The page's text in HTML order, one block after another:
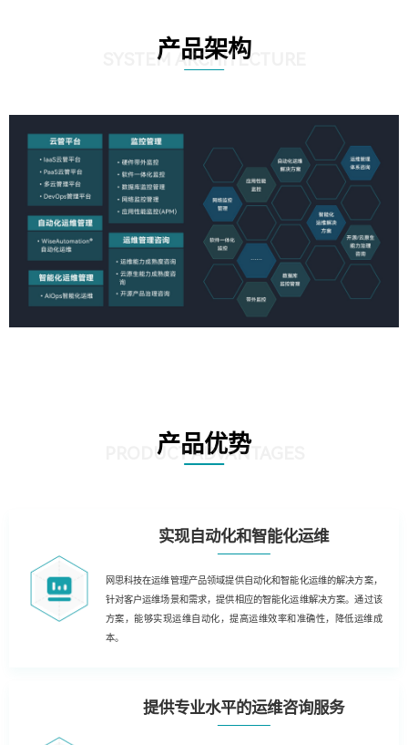
产品架构
SYSTEM ARCHITECTURE
产品优势
PRODUCT ADVANTAGES
实现自动化和智能化运维
网思科技在运维管理产品领域提供自动化和智能化运维的解决方案，
针对客户运维场景和需求，提供相应的智能化运维解决方案。通过该
方案，能够实现运维自动化，提高运维效率和准确性，降低运维成
本。
提供专业水平的运维咨询服务